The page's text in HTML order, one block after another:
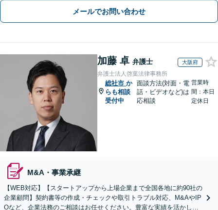
メールでお問い合わせ
加藤 卓 弁護士 大阪府
弁護士法人啓葉法律事務所
総社市 か
らも相談
受付中
面談方法(対面・電
話・ビデオなど)は
応相談
営業時
間：本日
定休日
M&A・事業承継
【WEB対応】【スタートアップから上場企業まで全国各地に約90社の
企業顧問】契約書等の作成・チェックや取引トラブル対応、M&AやIP
Oなど、企業法務のご相談はお任せください。豊富な実績を活かし的